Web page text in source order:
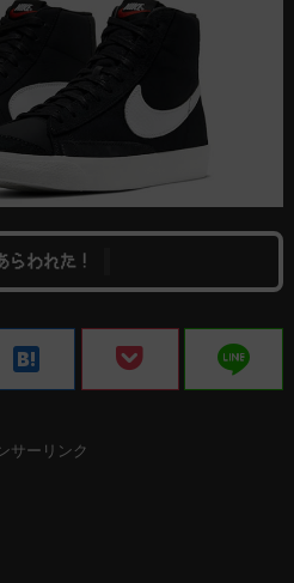
らわれた！
hatenabookmark line
サーリンク